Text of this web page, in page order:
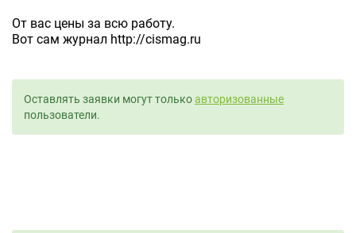
От вас цены за всю работу.
Вот сам журнал http://cismag.ru
Оставлять заявки могут толькоавторизованные
пользователи.